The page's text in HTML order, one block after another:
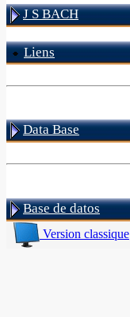
J S BACH
Liens
Data Base
Base de datos
Version classique